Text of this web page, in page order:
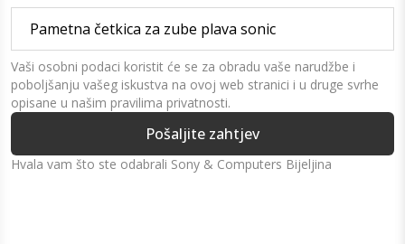
Vaši osobni podaci koristit će se za obradu vaše narudžbe i
poboljšanju vašeg iskustva na ovoj web stranici i u druge svrhe
opisane u našim pravilima privatnosti.
Pošaljite zahtjev
Hvala vam što ste odabrali Sony & Computers Bijeljina